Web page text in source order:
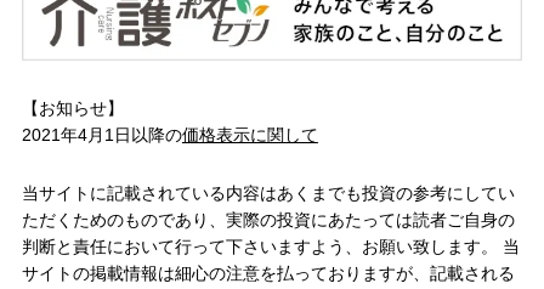
【お知らせ】
2021年4月1日以降の価格表示に関して
当サイトに記載されている内容はあくまでも投資の参考にしてい
ただくためのものであり、実際の投資にあたっては読者ご自身の
判断と責任において行って下さいますよう、お願い致します。 当
サイトの掲載情報は細心の注意を払っておりますが、記載される